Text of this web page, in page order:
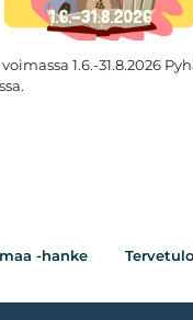
1.6.-31.8.2026
-hanke